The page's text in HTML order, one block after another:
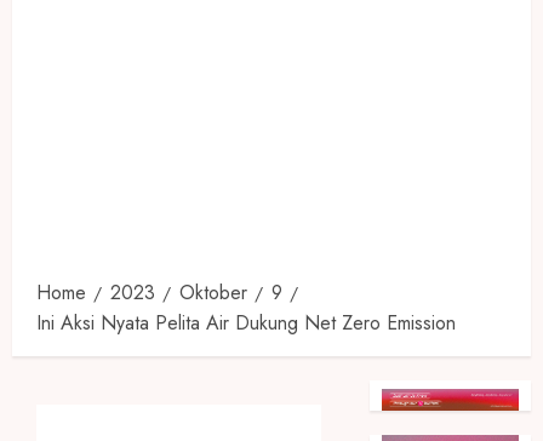
Home 2023 Oktober
9
Ini Aksi Nyata Pelita Air Dukung Net Zero Emission